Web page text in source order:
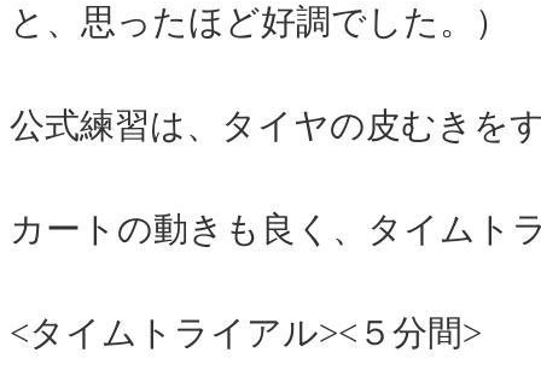
と、思ったほど好調でした。）
公式練習は、タイヤの皮むきを
カートの動きも良く、タイムト
<タイムトライアル><５分間>